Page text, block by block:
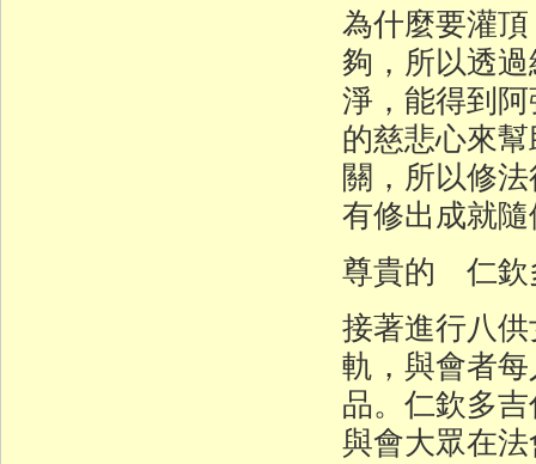
為什麼要灌
夠，所以透
淨，能得到
的慈悲心來
關，所以修
有修出成就
尊貴的 仁欽
接著進行八
軌，與會者
品。仁欽多
與會大眾在